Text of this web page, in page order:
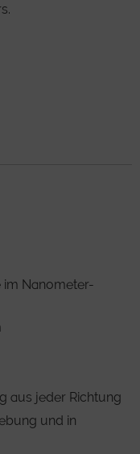
im Nanometer-
aus jeder Richtung
und in